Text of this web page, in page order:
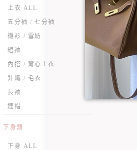
上衣 ALL
五分袖 / 七分袖
襯衫 / 雪紡
短袖
內搭 / 背心上衣
針織 / 毛衣
長袖
連帽
下身類
下身 ALL